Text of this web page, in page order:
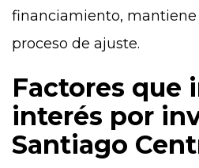
financiamiento,
proceso de ajuste.
Factores que
interés por
Santiago